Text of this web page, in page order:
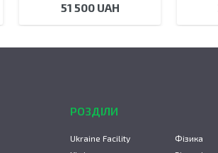
51 500 UAH
РОЗДІЛИ
Ukraine Facility
Фізика